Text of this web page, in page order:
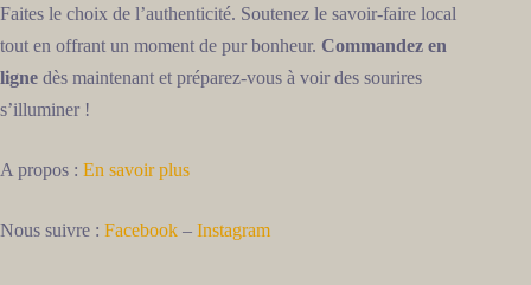
Faites le choix de l’authenticité. Soutenez le savoir-faire local
tout en offrant un moment de pur bonheur. Commandez en
ligne dès maintenant et préparez-vous à voir des sourires
s’illuminer !
A propos : En savoir plus
Nous suivre : Facebook – Instagram